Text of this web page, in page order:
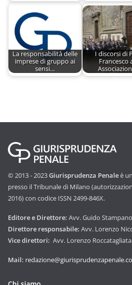
La responsabilità delle
imprese di gruppo ai
sensi…
I discorsi di
Francesco
© 2013 - 2023Giurisprudenza Penaleè
presso il Tribunale di Milano
2016) con codice ISSN 2499-846X.
Editore e Direttore: Avv. Guido
Direttore responsabile: Avv. Lorenzo
Vice direttori: Avv. Lorenzo
Mail: